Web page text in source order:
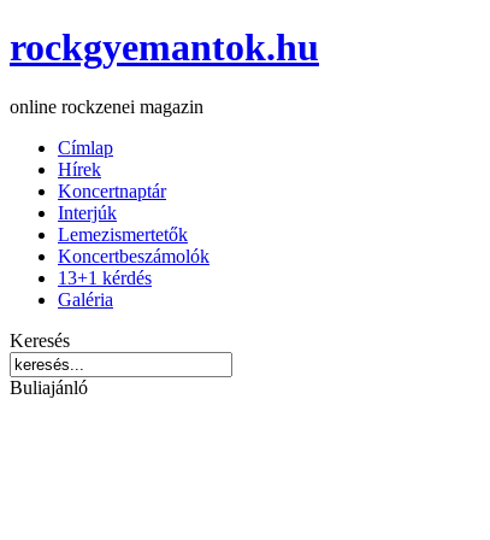
rockgyemantok.hu
online rockzenei magazin
Címlap
Hírek
Koncertnaptár
Interjúk
Lemezismertetők
Koncertbeszámolók
13+1 kérdés
Galéria
Keresés
Buliajánló